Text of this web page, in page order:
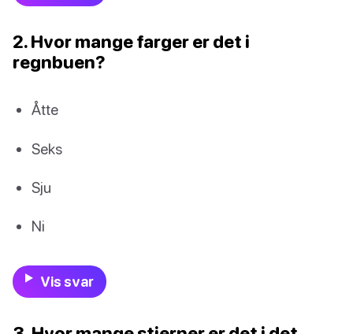
2. Hvor mange farger er det i
regnbuen?
Åtte
Seks
Sju
Ni
Vis svar